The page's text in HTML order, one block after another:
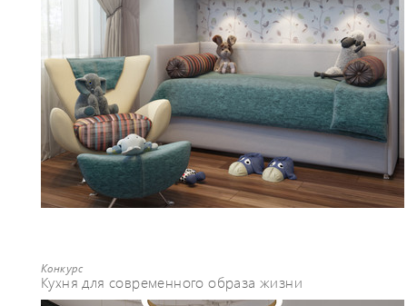
Конкурс
Кухня для современного образа жизни